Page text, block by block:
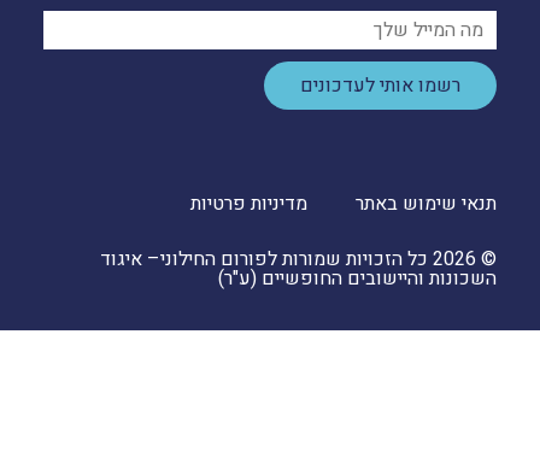
רשמו אותי לעדכונים
© 2026 כל הזכויות שמורות לפורום החילוני– איגוד
השכונות והיישובים החופשיים (ע"ר)
תנאי שימוש באתר מדיניות פרטיות